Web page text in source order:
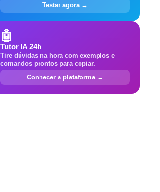
Testar agora →
🤖
Tutor IA 24h
Tire dúvidas na hora com exemplos e
comandos prontos para copiar.
Conhecer a plataforma →